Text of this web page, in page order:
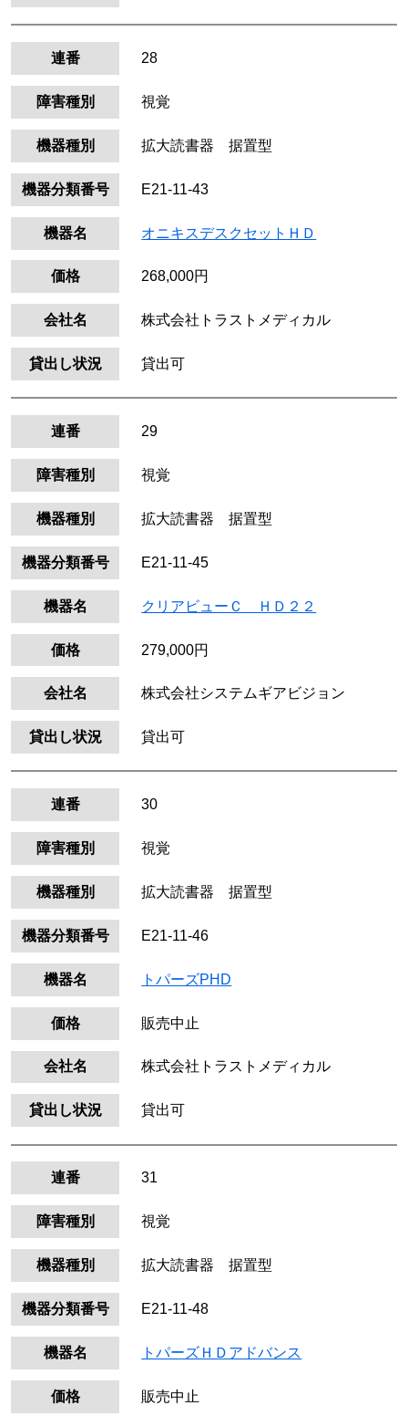
連番 28
障害種別 視覚
機器種別 拡大読書器 据置型
機器分類番号 E21-11-43
機器名 オニキスデスクセットＨＤ
価格 268,000円
会社名 株式会社トラストメディカル
貸出し状況 貸出可
連番 29
障害種別 視覚
機器種別 拡大読書器 据置型
機器分類番号 E21-11-45
機器名 クリアビューＣ ＨＤ２２
価格 279,000円
会社名 株式会社システムギアビジョン
貸出し状況 貸出可
連番 30
障害種別 視覚
機器種別 拡大読書器 据置型
機器分類番号 E21-11-46
機器名 トパーズPHD
価格 販売中止
会社名 株式会社トラストメディカル
貸出し状況 貸出可
連番 31
障害種別 視覚
機器種別 拡大読書器 据置型
機器分類番号 E21-11-48
機器名 トパーズＨＤアドバンス
価格 販売中止